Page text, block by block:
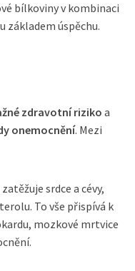
bílkoviny v kombinaci
základem úspěchu.
zdravotní riziko a
onemocnění. Mezi
srdce a cévy,
To vše přispívá k
mozkové mrtvice